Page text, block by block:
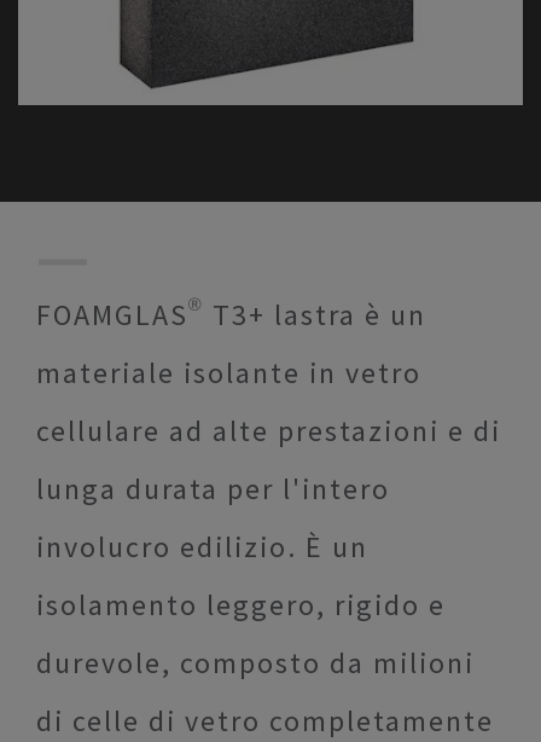
FOAMGLAS® T3+ lastra è un
materiale isolante in vetro
cellulare ad alte prestazioni e di
lunga durata per l'intero
involucro edilizio. È un
isolamento leggero, rigido e
durevole, composto da milioni
di celle di vetro completamente